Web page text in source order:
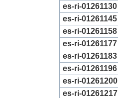
es-ri-01261130
es-ri-01261145
es-ri-01261158
es-ri-01261177
es-ri-01261183
es-ri-01261196
es-ri-01261200
es-ri-01261217